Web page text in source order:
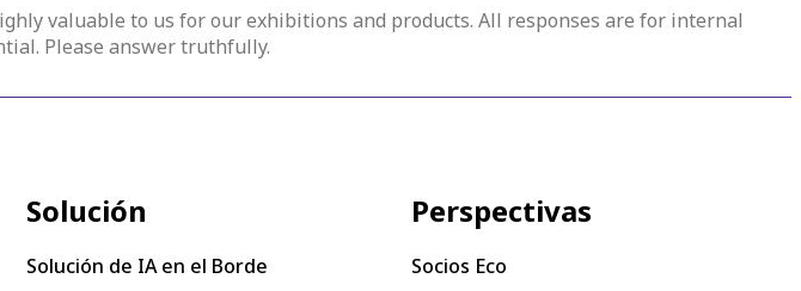
valuable to us for our exhibitions and products. All responses are for internal
Please answer truthfully.
Solución
Solución de IA en el Borde
Perspectivas
Socios Eco